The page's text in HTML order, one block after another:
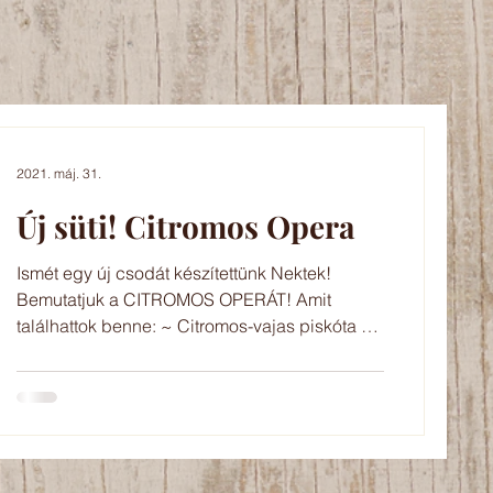
Új süti! Citromos Opera
Ismét egy új csodát készítettünk Nektek!
Bemutatjuk a CITROMOS OPERÁT! Amit
találhattok benne: ~ Citromos-vajas piskóta ~
2021. máj. 31.